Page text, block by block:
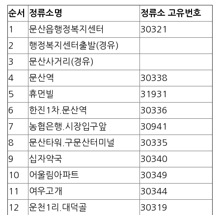
순서 정류소명
정류소 고유번호
1
문산읍행정복지센터
30321
2
행정복지센터출발(경유)
3
문산사거리(경유)
4
문산역
30338
5
휴먼빌
31931
6
한진1차.문산역
30336
7
농협은행.시장입구앞
30941
8
문산타워.구문산터미널
30335
9
십자약국
30340
10
어울림아파트
30349
11
여우고개
30344
12
운천1리.대덕골
30319